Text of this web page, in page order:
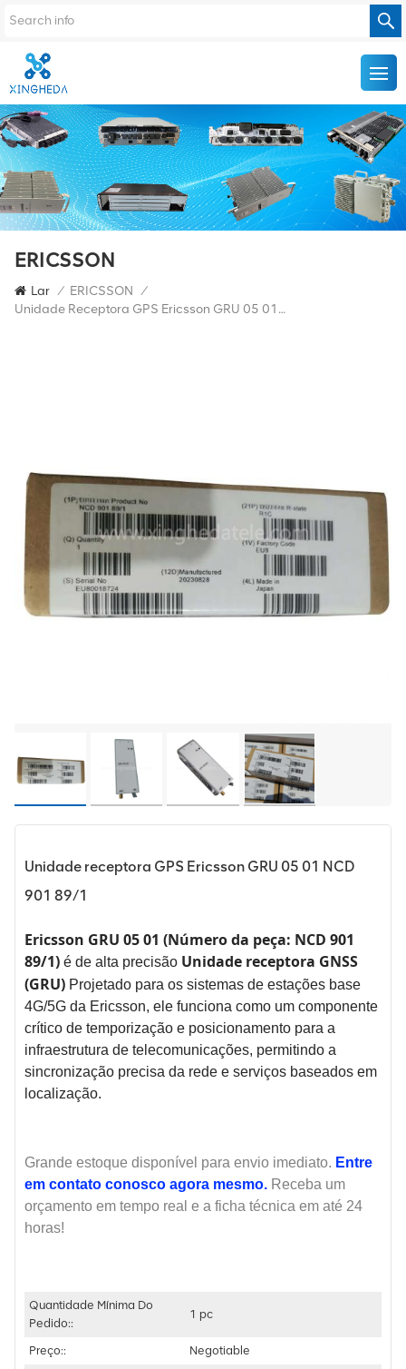
ERICSSON
Lar / ERICSSON /
Unidade Receptora GPS Ericsson GRU 05 01 NCD 901 89/1
Unidade receptora GPS Ericsson GRU 05 01 NCD
901 89/1
Ericsson GRU 05 01 (Número da peça: NCD 901
89/1) é de alta precisão Unidade receptora GNSS
(GRU) Projetado para os sistemas de estações base
4G/5G da Ericsson, ele funciona como um componente
crítico de temporização e posicionamento para a
infraestrutura de telecomunicações, permitindo a
sincronização precisa da rede e serviços baseados em
localização.
Grande estoque disponível para envio imediato. Entre
em contato conosco agora mesmo. Receba um
orçamento em tempo real e a ficha técnica em até 24
horas!
Quantidade Mínima Do
Pedido::
1 pc
Preço::
Negotiable